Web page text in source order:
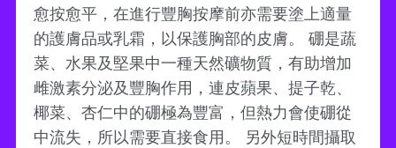
愈按愈平，在進行豐胸按摩前亦需要塗上適量
的護膚品或乳霜，以保護胸部的皮膚。 硼是蔬
菜、水果及堅果中一種天然礦物質，有助增加
雌激素分泌及豐胸作用，連皮蘋果、提子乾、
椰菜、杏仁中的硼極為豐富，但熱力會使硼從
中流失，所以需要直接食用。 另外短時間攝取